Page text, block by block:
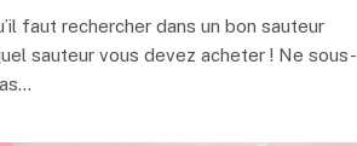
faut rechercher dans un bon sauteur
sauteur vous devez acheter ! Ne sous-